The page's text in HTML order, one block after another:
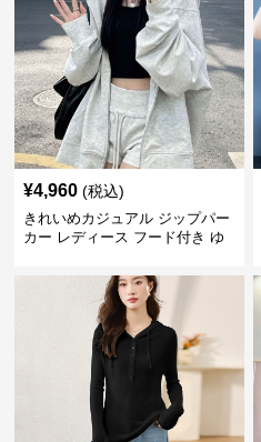
¥4,960 (税込)
きれいめカジュアル ジップパー
カー レディース フード付き ゆ
風カジュアル